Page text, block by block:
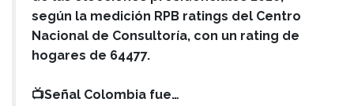
según la medición RPB ratings del Centro
Nacional de Consultoría, con un rating de
hogares de 64477.
📺Señal Colombia fue…